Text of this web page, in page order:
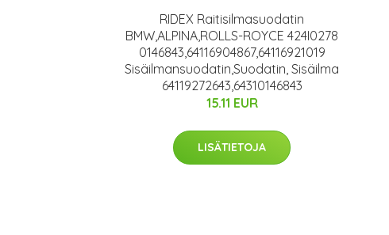
RIDEX Raitisilmasuodatin
BMW,ALPINA,ROLLS-ROYCE 424I0278
0146843,64116904867,64116921019
Sisäilmansuodatin,Suodatin, Sisäilma
64119272643,64310146843
15.11 EUR
LISÄTIETOJA